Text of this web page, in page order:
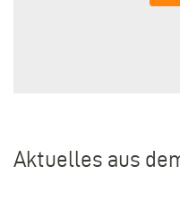
Aktuelles aus